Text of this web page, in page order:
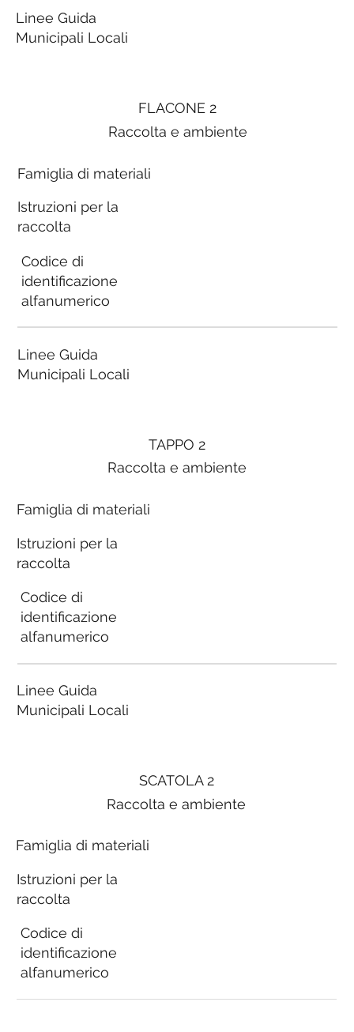
FLACONE 2
Raccolta e ambiente
Famiglia di materiali
Istruzioni per la
raccolta
Codice di
identificazione
alfanumerico
Linee Guida
Municipali Locali
SCATOLA 2
Raccolta e ambiente
Famiglia di materiali
Istruzioni per la
raccolta
Codice di
identificazione
alfanumerico
Linee Guida
Municipali Locali
TAPPO 2
Raccolta e ambiente
Famiglia di materiali
Istruzioni per la
raccolta
Codice di
identificazione
alfanumerico
Linee Guida
Municipali Locali